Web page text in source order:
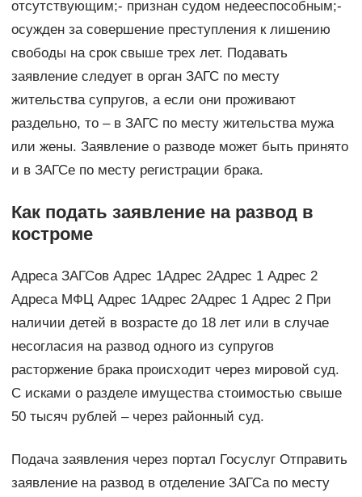
отсутствующим;- признан судом недееспособным;-
осужден за совершение преступления к лишению
свободы на срок свыше трех лет. Подавать
заявление следует в орган ЗАГС по месту
жительства супругов, а если они проживают
раздельно, то – в ЗАГС по месту жительства мужа
или жены. Заявление о разводе может быть принято
и в ЗАГСе по месту регистрации брака.
Как подать заявление на развод в
костроме
Адреса ЗАГСов Адрес 1Адрес 2Адрес 1 Адрес 2
Адреса МФЦ Адрес 1Адрес 2Адрес 1 Адрес 2 При
наличии детей в возрасте до 18 лет или в случае
несогласия на развод одного из супругов
расторжение брака происходит через мировой суд.
С исками о разделе имущества стоимостью свыше
50 тысяч рублей – через районный суд.
Подача заявления через портал Госуслуг Отправить
заявление на развод в отделение ЗАГСа по месту